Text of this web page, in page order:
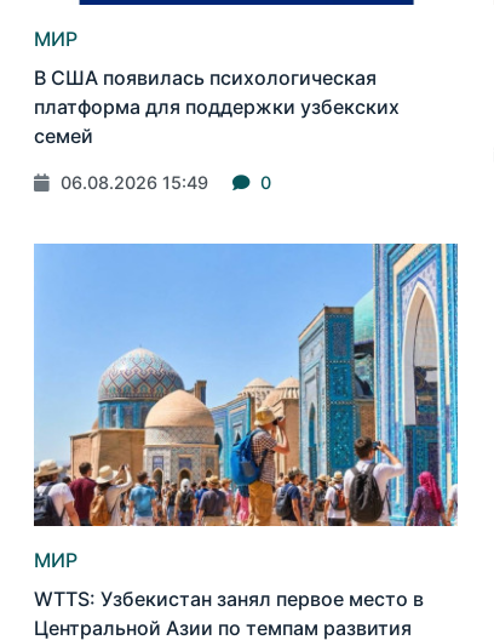
МИР
В США появилась психологическая
платформа для поддержки узбекских
семей
06.08.2026 15:49 0
МИР
WTTS: Узбекистан занял первое место в
Центральной Азии по темпам развития